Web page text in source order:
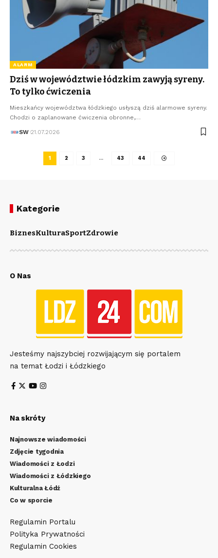
ALARM
Dziś w województwie łódzkim zawyją syreny.
To tylko ćwiczenia
Mieszkańcy województwa łódzkiego usłyszą dziś alarmowe syreny.
Chodzi o zaplanowane ćwiczenia obronne,…
SW 21.07.2026
1 2 3 … 43 44
Kategorie
BiznesKulturaSportZdrowie
O Nas
Jesteśmy najszybciej rozwijającym się portalem
na temat Łodzi i Łódzkiego
Na skróty
Najnowsze wiadomości
Zdjęcie tygodnia
Wiadomości z Łodzi
Wiadomości z Łódzkiego
Kulturalna Łódź
Co w sporcie
Regulamin Portalu
Polityka Prywatności
Regulamin Cookies